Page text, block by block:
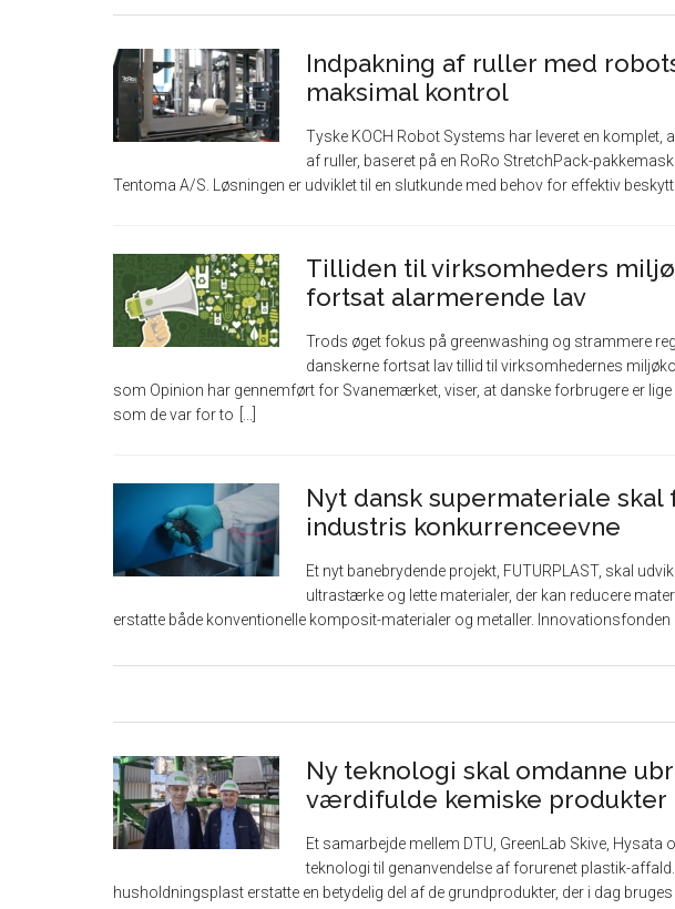
Indpakning af ruller med
maksimal kontrol
Tyske KOCH Robot Systems har leveret en komplet,
af ruller, baseret på en RoRo StretchPack-
Tentoma A/S. Løsningen er udviklet til en slutkunde med behov for effektiv
Tilliden til virksomheders
fortsat alarmerende lav
Trods øget fokus på greenwashing og strammere
danskerne fortsat lav tillid til virksomhedernes
som Opinion har gennemført for Svanemærket, viser, at danske forbrugere er
som de var for to
Nyt dansk supermateriale
industris konkurrenceevne
Et nyt banebrydende projekt, FUTURPLAST, skal
ultrastærke og lette materialer, der kan reducere
erstatte både konventionelle komposit-materialer og metaller. Innovationsfonden
Ny teknologi skal omdanne
værdifulde kemiske produkter
Et samarbejde mellem DTU, GreenLab Skive, Hysata
teknologi til genanvendelse af forurenet plastik-
husholdningsplast erstatte en betydelig del af de grundprodukter, der i dag